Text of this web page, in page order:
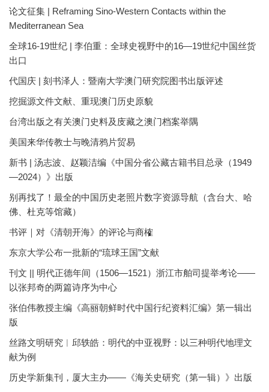
论文征集 | Reframing Sino-Western Contacts within the
Mediterranean Sea
全球16-19世纪 | 李伯重：全球史视野中的16—19世纪中国丝货
出口
代国庆 | 刻书泽人：暨南大学澳门研究院图书出版评述
挖掘源文件文献、重现澳门历史原貌
台湾出版之有关澳门史料及庋藏之澳门档案举隅
美国来华传教士与晚清鸦片贸易
新书 | 汤志波、赵颖洁编《中国分省公藏古籍书目总录（1949
—2024）》出版
别再找了！最全的中国历史老照片数字资源导航（含台大、哈
佛、杜克等馆藏）
书评｜对《清朝开海》的评论与商榷
东京大学公布一批新的“琉球王国”文献
刊文 || 明代正德年间（1506—1521）浙江市舶司提举考论——
以张邦奇的两篇诗序为中心
张伯伟教授主编《高丽朝鲜时代中国行纪资料汇编》第一辑出
版
丝路文明研究︱邱轶皓：明代的中亚视野：以三种明代地理文
献为例
历史学新集刊，厦大主办——《海关史研究（第一辑）》出版